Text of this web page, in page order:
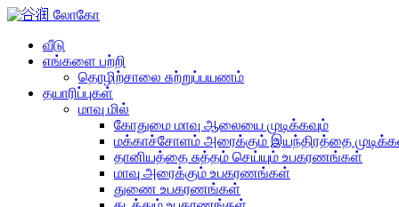
வீடு
எங்களை பற்றி
தொழிற்சாலை சுற்றுப்பயணம்
தயாரிப்புகள்
மாவு மில்
கோதுமை மாவு ஆலையை முடிக்கவும்
மக்காச்சோளம் அரைக்கும் இயந்திரத்தை
தானியத்தை சுத்தம் செய்யும் உபகரணங்கள்
மாவு அரைக்கும் உபகரணங்கள்
துணை உபகரணங்கள்